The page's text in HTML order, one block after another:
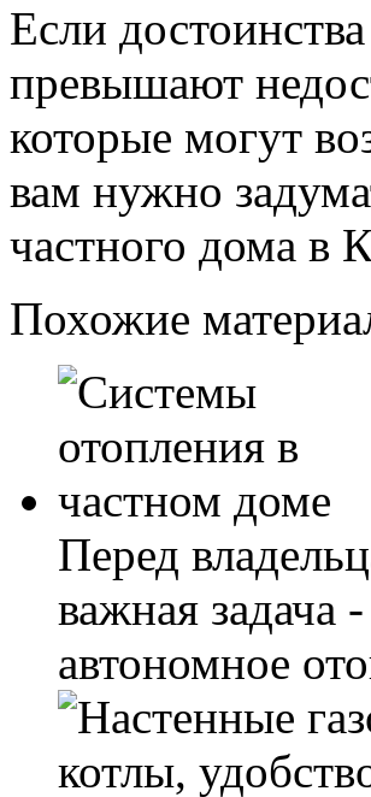
Если
превышают
которые могут
вам нужно
частного дома в
Похожие
Перед
важная задача
автономное